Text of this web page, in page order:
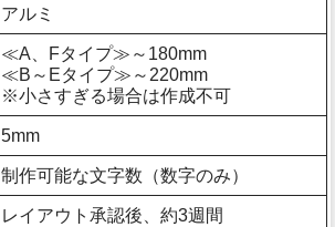
アルミ
≪A、Fタイプ≫～180mm
≪B～Eタイプ≫～220mm
※小さすぎる場合は作成不可
5mm
制作可能な文字数（数字のみ）
レイアウト承認後、約3週間